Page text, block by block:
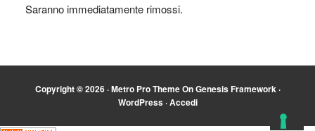
Saranno immediatamente rimossi.
Copyright © 2026 ·Metro Pro ThemeOnGenesis Framework ·
WordPress·Accedi